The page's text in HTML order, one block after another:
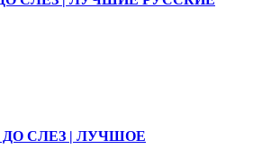
СЛЕЗ | ЛУЧШОЕ